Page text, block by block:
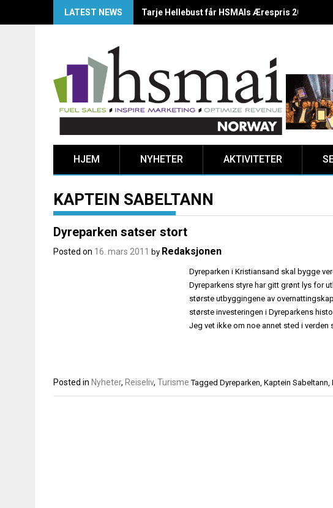
LATEST NEWS HSMAI Awards Norway 2025: Årets vinnere
HJEM NYHETER AKTIVITETER
KAPTEIN SABELTANN
Dyreparken satser stort
Posted on 16. mars 2011 by Redaksjonen
Dyreparken i Kristiansand skal bygge
Dyreparkens styre har gitt grønt lys for
største utbyggingene av
største investeringen i Dyreparkens
Jeg vet ikke om noe annet sted i
Posted in Nyheter, Reiseliv, Turisme Tagged Dyreparken, Kaptein Sabeltann,